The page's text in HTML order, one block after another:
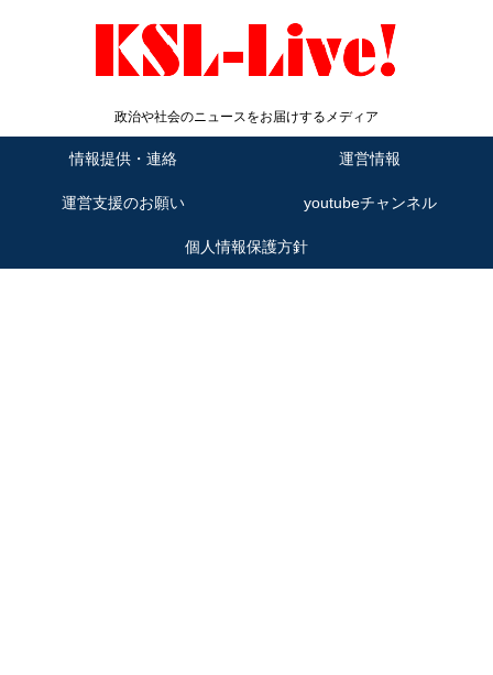
政治や社会のニュースをお届けするメディア
情報提供・連絡 運営情報
運営支援のお願い youtubeチャンネル
個人情報保護方針